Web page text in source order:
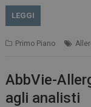
LEGGI
Primo Piano
AbbVie-
agli analisti